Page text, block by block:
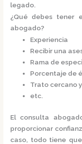
legado.
¿Qué debes tener
abogado?
Experiencia
Recibir una
Rama de
Porcentaje de
Trato cercano
etc.
El consulta
proporcionar
caso, todo tiene